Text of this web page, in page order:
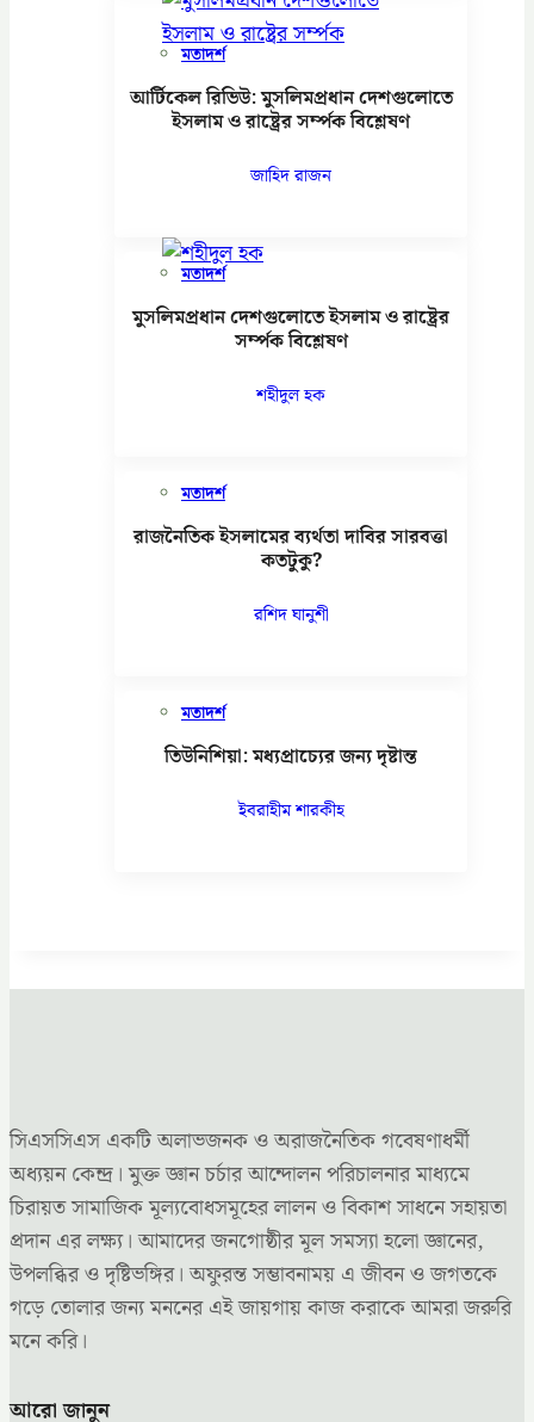
মতাদর্শ
আর্টিকেল রিভিউ: মুসলিমপ্রধান দেশগুলোতে
ইসলাম ও রাষ্ট্রের সর্ম্পক বিশ্লেষণ
জাহিদ রাজন
মতাদর্শ
মুসলিমপ্রধান দেশগুলোতে ইসলাম ও রাষ্ট্রের
সর্ম্পক বিশ্লেষণ
শহীদুল হক
মতাদর্শ
রাজনৈতিক ইসলামের ব্যর্থতা দাবির সারবত্তা
কতটুকু?
রশিদ ঘানুশী
মতাদর্শ
তিউনিশিয়া: মধ্যপ্রাচ্যের জন্য দৃষ্টান্ত
ইবরাহীম শারকীহ
সিএসসিএস একটি অলাভজনক ও অরাজনৈতিক গবেষণাধর্মী
অধ্যয়ন কেন্দ্র। মুক্ত জ্ঞান চর্চার আন্দোলন পরিচালনার মাধ্যমে
চিরায়ত সামাজিক মূল্যবোধসমূহের লালন ও বিকাশ সাধনে সহায়তা
প্রদান এর লক্ষ্য। আমাদের জনগোষ্ঠীর মূল সমস্যা হলো জ্ঞানের,
উপলব্ধির ও দৃষ্টিভঙ্গির। অফুরন্ত সম্ভাবনাময় এ জীবন ও জগতকে
গড়ে তোলার জন্য মননের এই জায়গায় কাজ করাকে আমরা জরুরি
মনে করি।
আরো জানুন